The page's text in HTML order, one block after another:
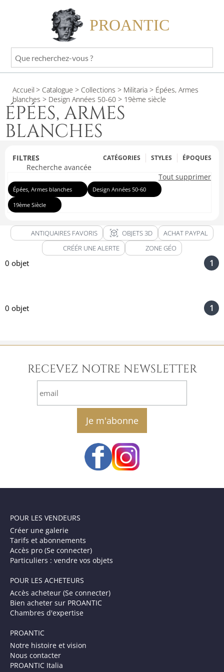
PROANTIC
Que
recherchez-
?
Accueil > Catalogue > Collections > Militaria > Épées, Armes
blanches > Design Années 50-60 > 19ème siècle
ÉPÉES, ARMES
BLANCHES
FILTRES CATÉGORIES STYLES ÉPOQUES
Recherche avancée
Tout supprimer
Épées, Armes blanches Design Années 50-60
19ème Siècle
ANTIQUAIRES FAVORIS view_in_ar OBJETS 3D
ACHAT PAYPAL
CRÉÉR UNE ALERTE
ZONE GÉO
0 objet 1
0 objet 1
RECEVEZ NOTRE NEWSLETTER
email
POUR LES VENDEURS
Créer une galerie
Tarifs et abonnements
Accès pro (Se connecter)
Particuliers : vendre vos objets
POUR LES ACHETEURS
Accès acheteur (Se connecter)
Bien acheter sur PROANTIC
Chambres d'expertise
PROANTIC
Notre histoire et vision
Nous contacter
PROANTIC Italia